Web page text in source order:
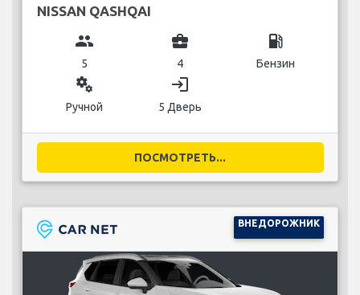
NISSAN QASHQAI
group
5
business_center
4
local_gas_station
Бензин
miscellaneous_services
Ручной
login
5 Дверь
ПОСМОТРЕТЬ...
ВНЕДОРОЖНИК